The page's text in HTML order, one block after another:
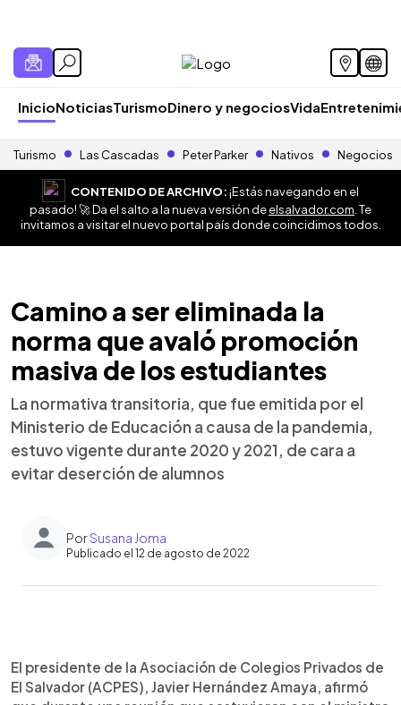
InicioNoticiasTurismoDinero y negociosVida
Turismo Las Cascadas Peter Parker Nativos Negocios
CONTENIDO DE ARCHIVO:¡Estás navegando en el
pasado! 🚀 Da el salto a la nueva versión deelsalvador.com . Te
invitamos a visitar el nuevo portal país donde coincidimos todos.
Camino a ser eliminada la
norma que avaló promoción
masiva de los estudiantes
La normativa transitoria, que fue emitida por el
Ministerio de Educación a causa de la pandemia,
estuvo vigente durante 2020 y 2021, de cara a
evitar deserción de alumnos
PorSusana Joma
Publicado el 12 de agosto de 2022
► Escuchar artículo
El presidente de la Asociación de Colegios Privados de
El Salvador (ACPES), Javier Hernández Amaya, afirmó